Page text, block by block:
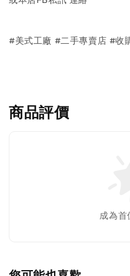
#美式工廠 #二手專賣店 #收
商品評價
成為首